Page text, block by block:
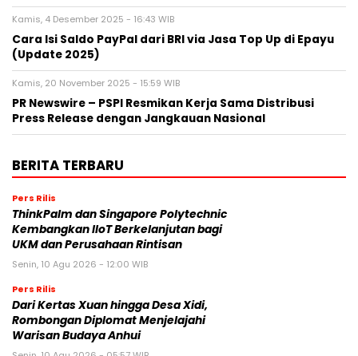
Kamis, 4 Desember 2025 - 16:43 WIB
Cara Isi Saldo PayPal dari BRI via Jasa Top Up di Epayu
(Update 2025)
Kamis, 20 November 2025 - 15:59 WIB
PR Newswire – PSPI Resmikan Kerja Sama Distribusi
Press Release dengan Jangkauan Nasional
BERITA TERBARU
Pers Rilis
ThinkPalm dan Singapore Polytechnic
Kembangkan IIoT Berkelanjutan bagi
UKM dan Perusahaan Rintisan
Senin, 10 Agu 2026 - 12:00 WIB
Pers Rilis
Dari Kertas Xuan hingga Desa Xidi,
Rombongan Diplomat Menjelajahi
Warisan Budaya Anhui